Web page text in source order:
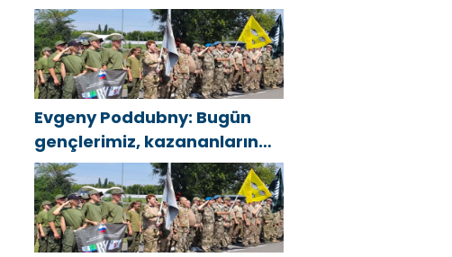
которая изменит страну
Evgeny Poddubny: Bugün
gençlerimiz, kazananların
karakterini şekillendiriyor